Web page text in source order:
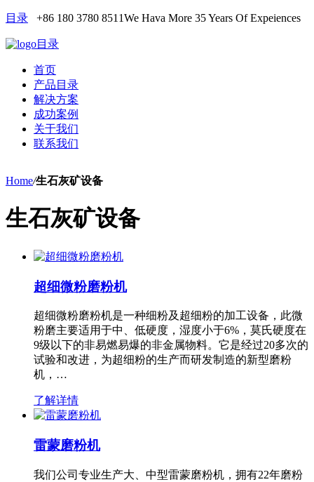
目录 +86 180 3780 8511We Hava More 35 Years Of Expeiences
目录
首页
产品目录
解决方案
成功案例
关于我们
联系我们
Home/生石灰矿设备
生石灰矿设备
超细微粉磨粉机
超细微粉磨粉机是一种细粉及超细粉的加工设备，此微
粉磨主要适用于中、低硬度，湿度小于6%，莫氏硬度在
9级以下的非易燃易爆的非金属物料。它是经过20多次的
试验和改进，为超细粉的生产而研发制造的新型磨粉
机，…
了解详情
雷蒙磨粉机
我们公司专业生产大、中型雷蒙磨粉机，拥有22年磨粉